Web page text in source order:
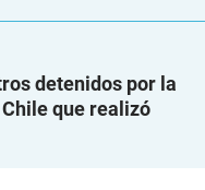
detenidos por la
que realizó